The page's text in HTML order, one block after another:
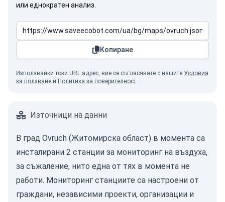
или еднократен анализ.
Копиране
Използвайки този URL адрес, вие се съгласявате с нашите Условия
за ползване и Политика за поверителност.
Източници на данни
В град Ovruch (Житомирска област) в момента са
инсталирани 2 станции за мониторинг на въздуха,
за съжаление, нито една от тях в момента не
работи. Мониторинг станциите са настроени от
граждани, независими проекти, организации и